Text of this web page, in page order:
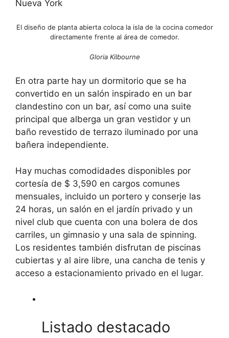
El diseño de planta abierta coloca la isla de la cocina comedor
directamente frente al área de comedor.
Gloria Kilbourne
En otra parte hay un dormitorio que se ha
convertido en un salón inspirado en un bar
clandestino con un bar, así como una suite
principal que alberga un gran vestidor y un
baño revestido de terrazo iluminado por una
bañera independiente.
Hay muchas comodidades disponibles por
cortesía de $ 3,590 en cargos comunes
mensuales, incluido un portero y conserje las
24 horas, un salón en el jardín privado y un
nivel club que cuenta con una bolera de dos
carriles, un gimnasio y una sala de spinning.
Los residentes también disfrutan de piscinas
cubiertas y al aire libre, una cancha de tenis y
acceso a estacionamiento privado en el lugar.
Listado destacado